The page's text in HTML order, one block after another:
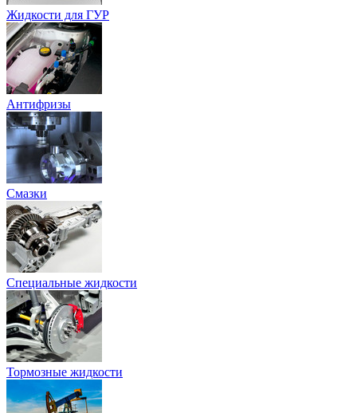
Жидкости для ГУР
Антифризы
Смазки
Специальные жидкости
Тормозные жидкости